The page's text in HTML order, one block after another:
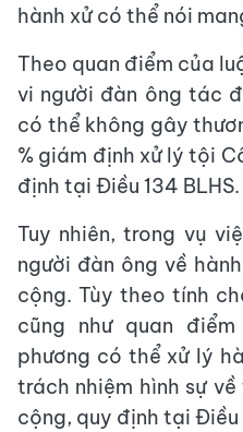
hành xử có thể nói
Theo quan điểm của
vi người đàn ông tác
có thể không gây
% giám định xử lý tội
định tại Điều 134 BLHS.
Tuy nhiên, trong vụ
người đàn ông về
cộng. Tùy theo tính
cũng như quan
phương có thể xử lý
trách nhiệm hình sự
cộng, quy định tại Điều